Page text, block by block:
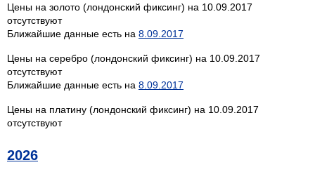
Цены на золото (лондонский фиксинг) на 10.09.2017
отсутствуют
Ближайшие данные есть на 8.09.2017
Цены на серебро (лондонский фиксинг) на 10.09.2017
отсутствуют
Ближайшие данные есть на 8.09.2017
Цены на платину (лондонский фиксинг) на 10.09.2017
отсутствуют
2026